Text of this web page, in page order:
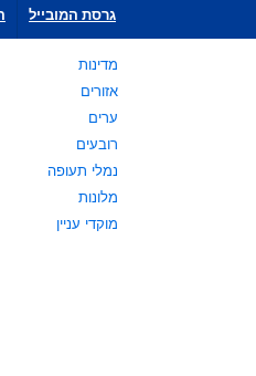
גרסת המובייל
מדינות
אזורים
ערים
רובעים
נמלי תעופה
מלונות
מוקדי עניין